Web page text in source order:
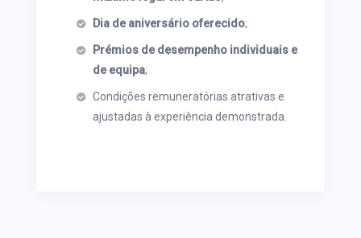
Dia de aniversário oferecido;
Prémios de desempenho individuais e
de equipa;
Condições remuneratórias atrativas e
ajustadas à experiência demonstrada.